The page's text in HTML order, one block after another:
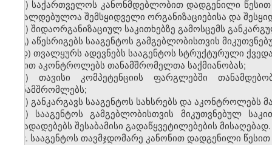
ა) საქართველოს კანონმდებლობით დადგენილი
სავალდებულოა შემსყიდველი ორგანიზაციებისა და
ბ) შიდაორგანიზაციულ საკითხებზე გამოსცემს
გ) აწესრიგებს სააგენტოს გამგებლობისთვის
დ) თვალყურს ადევნებს სააგენტოს სტრუქტურული
წესით აკონტროლებს თანამშრომელთა საქმიანობას;
ე) თავისი კომპეტენციის ფარგლებში
თანამშრომლებს;
ვ) განკარგავს სააგენტოს სახსრებს და აკონტროლებს
ზ) სააგენტოს გამგებლობისთვის მიკუთვნებულ
წინადადებებს შესაბამისი გადაწყვეტილებების მისაღებად.
2. სააგენტოს თავმჯდომარე კანონით დადგენილი წესით